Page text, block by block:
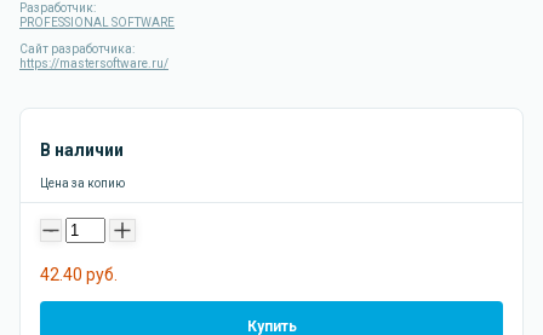
Разработчик:
PROFESSIONAL SOFTWARE
Сайт разработчика:
https://mastersoftware.ru/
В наличии
Цена за копию
- +
42.40 руб.
Купить